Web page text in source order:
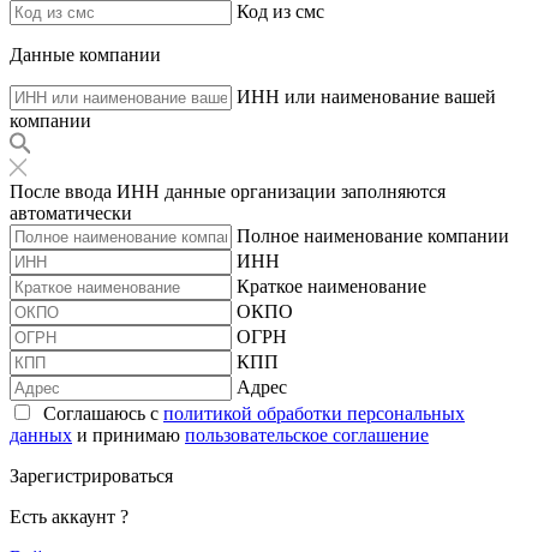
Код из смс
Данные компании
ИНН или наименование вашей
компании
После ввода ИНН данные организации заполняются
автоматически
Полное наименование компании
ИНН
Краткое наименование
ОКПО
ОГРН
КПП
Адрес
Соглашаюсь с политикой обработки персональных
данных и принимаю пользовательское соглашение
Зарегистрироваться
Есть аккаунт ?